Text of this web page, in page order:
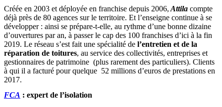
Créée en 2003 et déployée en franchise depuis 2006, Attila compte
déjà près de 80 agences sur le territoire. Et l’enseigne continue à se
développer : ainsi se prépare-t-elle, au rythme d’une bonne dizaine
d’ouvertures par an, à passer le cap des 100 franchises d’ici à la fin
2019. Le réseau s’est fait une spécialité de l’entretien et de la
réparation de toitures, au service des collectivités, entreprises et
gestionnaires de patrimoine (plus rarement des particuliers). Clients
à qui il a facturé pour quelque 52 millions d’euros de prestations en
2017.
FCA : expert de l’isolation